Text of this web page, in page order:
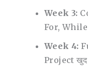
Week 3:
For, While
Week 4:
Project खुद